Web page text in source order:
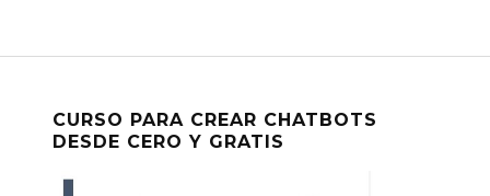
CURSO PARA CREAR CHATBOTS
DESDE CERO Y GRATIS